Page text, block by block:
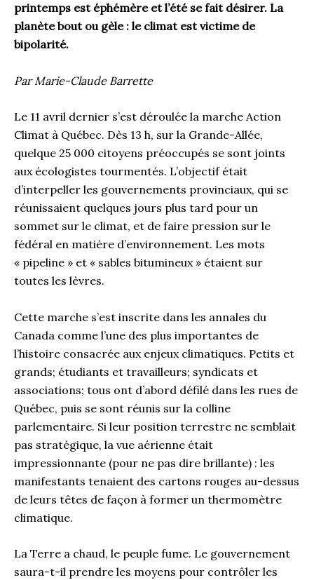
printemps est éphémère et l’été se fait désirer. La
planète bout ou gèle : le climat est victime de
bipolarité.
Par Marie-Claude Barrette
Le 11 avril dernier s’est déroulée la marche Action
Climat à Québec. Dès 13 h, sur la Grande-Allée,
quelque 25 000 citoyens préoccupés se sont joints
aux écologistes tourmentés. L’objectif était
d’interpeller les gouvernements provinciaux, qui se
réunissaient quelques jours plus tard pour un
sommet sur le climat, et de faire pression sur le
fédéral en matière d’environnement. Les mots
« pipeline » et « sables bitumineux » étaient sur
toutes les lèvres.
Cette marche s’est inscrite dans les annales du
Canada comme l’une des plus importantes de
l’histoire consacrée aux enjeux climatiques. Petits et
grands; étudiants et travailleurs; syndicats et
associations; tous ont d’abord défilé dans les rues de
Québec, puis se sont réunis sur la colline
parlementaire. Si leur position terrestre ne semblait
pas stratégique, la vue aérienne était
impressionnante (pour ne pas dire brillante) : les
manifestants tenaient des cartons rouges au-dessus
de leurs têtes de façon à former un thermomètre
climatique.
La Terre a chaud, le peuple fume. Le gouvernement
saura-t-il prendre les moyens pour contrôler les